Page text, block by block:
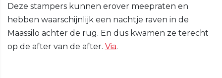
Deze stampers kunnen erover meepraten en
hebben waarschijnlijk een nachtje raven in de
Maassilo achter de rug. En dus kwamen ze terecht
op de after van de after. Via.